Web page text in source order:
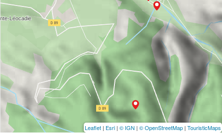
Leaflet | Esri | © IGN | © OpenStreetMap | TouristicMaps